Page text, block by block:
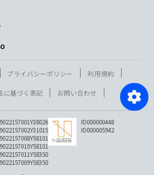
プライバシーポリシー
利用規約
に基づく表記
お問い合わせ
9022157001Y38026
9022157002Y31015
9022157008Y58101
9022157010Y58101
9022157011Y58350
9022157009Y58350
ID000000448
ID000005942